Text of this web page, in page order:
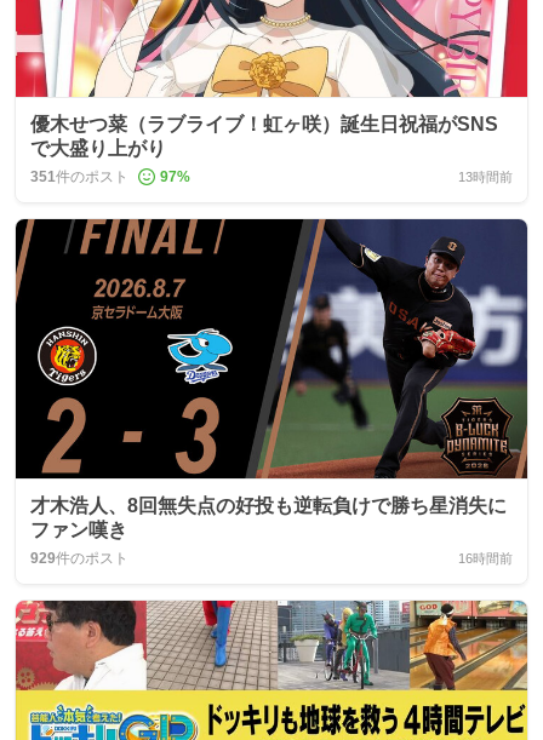
優木せつ菜（ラブライブ！虹ヶ咲）誕生日祝福がSNS
で大盛り上がり
351件のポスト 97% 13時間前
才木浩人、8回無失点の好投も逆転負けで勝ち星消失に
ファン嘆き
929件のポスト 16時間前